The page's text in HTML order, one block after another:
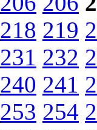
218 219
231 232
240 241
253 254